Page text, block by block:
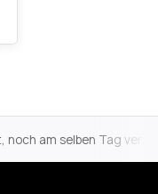
noch am selben Tag